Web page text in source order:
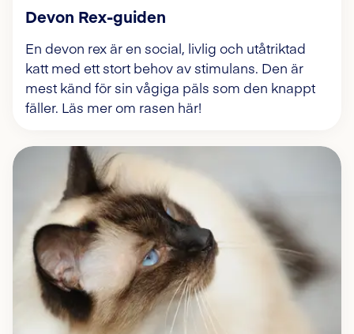
Devon Rex-guiden
En devon rex är en social, livlig och utåtriktad
katt med ett stort behov av stimulans. Den är
mest känd för sin vågiga päls som den knappt
fäller. Läs mer om rasen här!